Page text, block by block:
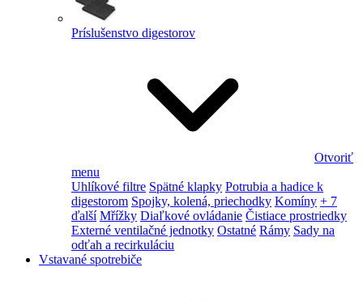
Príslušenstvo digestorov
Otvoriť
menu
Uhlíkové filtre Spätné klapky Potrubia a hadice k
digestorom Spojky, kolená, priechodky Komíny + 7
ďalší Mřížky Diaľkové ovládanie Čistiace prostriedky
Externé ventilačné jednotky Ostatné Rámy Sady na
odťah a recirkuláciu
Vstavané spotrebiče